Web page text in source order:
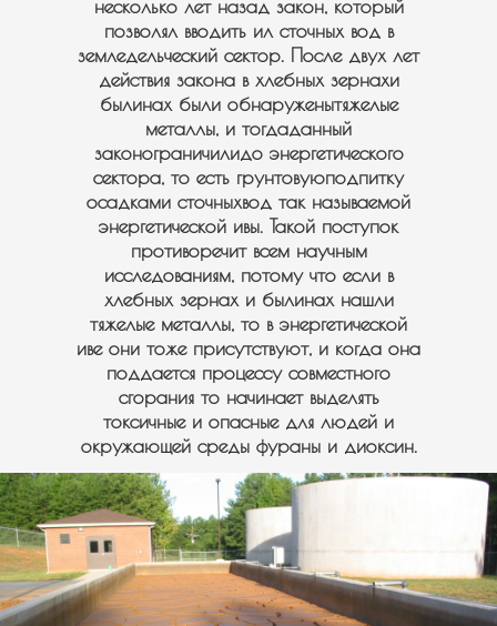
несколько лет назад закон, который
позволял вводить ил сточных вод в
земледельческий сектор. После двух лет
действия закона в хлебных зернахи
былинах были обнаруженытяжелые
металлы, и тогдаданный
законограничилидо энергетического
сектора, то есть грунтовуюподпитку
осадками сточныхвод так называемой
энергетической ивы. Такой поступок
противоречит всем научным
исследованиям, потому что если в
хлебных зернах и былинах нашли
тяжелые металлы, то в энергетической
иве они тоже присутствуют, и когда она
поддается процессу совместного
сгорания то начинает выделять
токсичные и опасные для людей и
окружающей среды фураны и диоксин.